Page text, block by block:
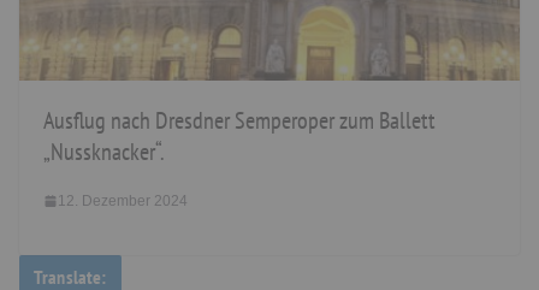
Ausflug nach Dresdner Semperoper zum Ballett
„Nussknacker“.
12. Dezember 2024
Translate: